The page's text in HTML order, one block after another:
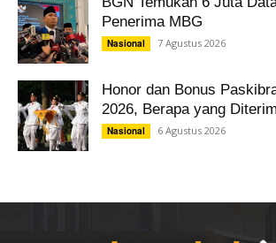
Penerima MBG
Nasional 7 Agustus 2026
Honor dan Bonus
2026, Berapa yang
Nasional 6 Agustus 2026